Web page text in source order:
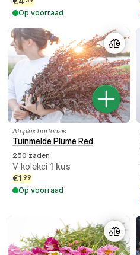
Op voorraad
Atriplex hortensis
Tuinmelde Plume Red
250 zaden
V kolekci 1 kus
€1 99
Op voorraad